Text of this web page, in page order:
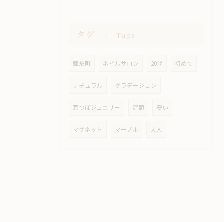
タグ Tags
錦糸町 ネイルサロン 20代 初めて
ナチュラル グラデーション
耳つぼジュエリー 定額 安い
マグネット マーブル 大人